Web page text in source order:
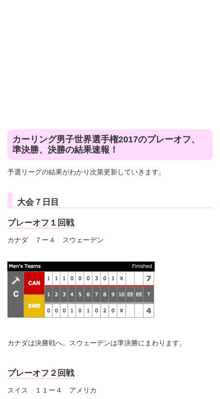
カーリング男子世界選手権2017のプレーオフ、
準決勝、決勝の結果速報！
予選リーグの結果がわかり次第更新していきます。
大会７日目
プレーオフ１回戦
カナダ ７ー４ スウェーデン
カナダは決勝戦へ。スウェーデンは準決勝にまわります。
プレーオフ２回戦
スイス １１ー４ アメリカ